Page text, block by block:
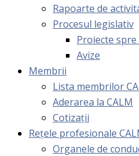
Rapoarte de
Procesul legislativ
Proiecte
Avize
Membrii
Lista membrilor
Aderarea la CALM
Cotizaţii
Rețele profesionale
Organele de